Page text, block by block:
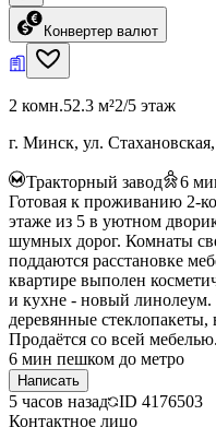
Конвертер валют
2 комн.52.3 м²2/5 этаж
г. Минск, ул.
Тракторный завод 6
Готовая к проживанию 2-
этаже из 5 в уютном
шумных дорог. Комнаты
поддаются расстановке
квартире выполен
и кухне - новый линолеум.
деревянные стеклопакеты,
Продаётся со всей
6 мин пешком до метро
Написать
5 часов назад ID 4176503
Контактное лицо